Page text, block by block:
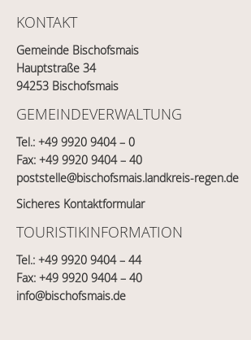
KONTAKT
Gemeinde Bischofsmais
Hauptstraße 34
94253 Bischofsmais
GEMEINDEVERWALTUNG
Tel.: +49 9920 9404 – 0
Fax: +49 9920 9404 – 40
poststelle@bischofsmais.landkreis-regen.de
Sicheres Kontaktformular
TOURISTIKINFORMATION
Tel.: +49 9920 9404 – 44
Fax: +49 9920 9404 – 40
info@bischofsmais.de